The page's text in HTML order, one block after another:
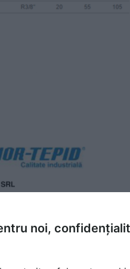
noi,